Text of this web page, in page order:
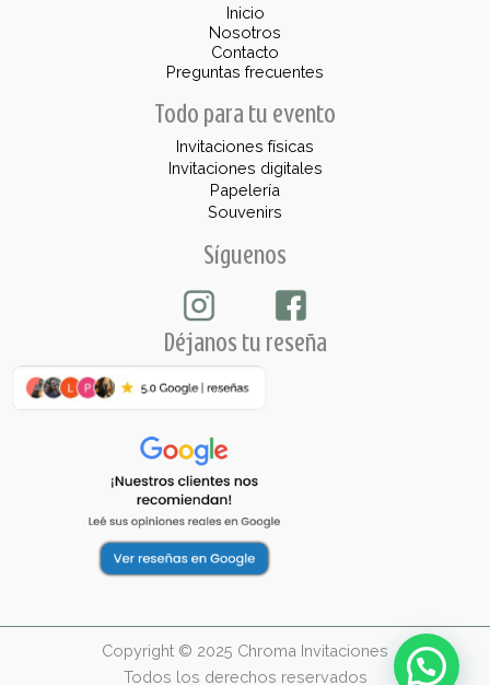
Inicio
Nosotros
Contacto
Preguntas frecuentes
Todo para tu evento
Invitaciones físicas
Invitaciones digitales
Papelería
Souvenirs
Síguenos
Déjanos tu reseña
Copyright © 2025 Chroma Invitaciones
Todos los derechos reservados